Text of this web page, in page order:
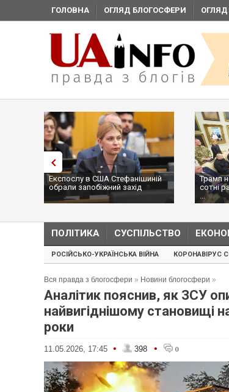
ГОЛОВНА ОГЛЯД БЛОГОСФЕРИ
Експослу в США Стефанішиній
обрали запобіжний захід
Трамп
сотні
...
ПОЛІТИКА СУСПІЛЬСТВО
РОСІЙСЬКО-УКРАЇНСЬКА ВІЙНА КОРОНАВІРУС
Вся правда з блогосфери » Новини блогосфери »
Аналітик пояснив, як ЗСУ
найвигіднішому становищі
роки
11.05.2026, 17:45 • 398 • 0